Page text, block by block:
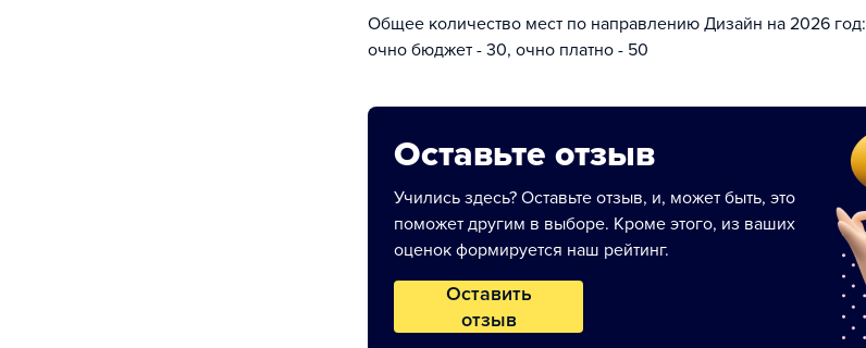
Общее количество мест по направлению Дизайн на 2026 год:
очно бюджет - 30, очно платно - 50
Оставьте отзыв
Учились здесь? Оставьте отзыв, и, может быть, это
поможет другим в выборе. Кроме этого, из ваших
оценок формируется наш рейтинг.
Оставить
отзыв